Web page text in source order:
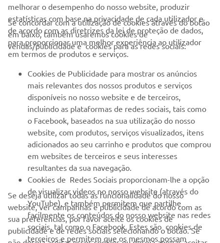
EMPRESA
MAIS YAMAHA
SERVIÇO E SUPORTE
NEWSLETTER
Seja o primeiro a saber das últimas ofertas, eventos especiais,
novos lançamentos e muito mais
SUBSCREVER
melhorar o desempenho do nosso website, produzir
estatísticas com base na privacidade de cada utilizador e
de acordo com as diretrizes da lei de proteção de dados,
para proporcionar uma melhor experiência ao utilizador
em termos de produtos e serviços.
Se concordar com a utilização de cookies através do botão
em baixo, também usaremos cookies de
vendas/publicidade e cookies para as redes sociais:
Cookies de Publicidade para mostrar os anúncios
mais relevantes dos nossos produtos e serviços
disponíveis no nosso website e de terceiros,
incluindo as plataformas de redes sociais, tais como
o Facebook, baseados na sua utilização do nosso
website, com produtos, serviços visualizados, itens
adicionados ao seu carrinho e produtos que comprou
em websites de terceiros e seus interesses
resultantes da sua navegação.
Cookies de Redes Sociais proporcionam-lhe a opção
de visualizar videos no nosso website (através do
YouTube), e também permitem que partilhe
facilmente os conteúdos do nosso website nas redes
sociais, tal como o Facebook. Estes são cookies de
terceiros e permitem que os mesmos possam
Se deseja utilizar todas as funcionalidade do nosso
website, ver campanhas e publicidade de acordo com as
sua preferências, por favor aceite os cookies de
publicidade e de redes sociais selecionando o botão. Se